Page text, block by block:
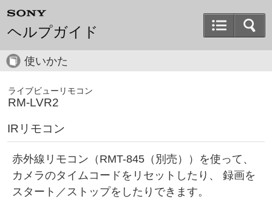
ヘルプガイド
使いかた
ライブビューリモコン
RM-LVR2
IRリモコン
赤外線リモコン（RMT-845（別売））を使って、
カメラのタイムコードをリセットしたり、 録画を
スタート／ストップをしたりできます。